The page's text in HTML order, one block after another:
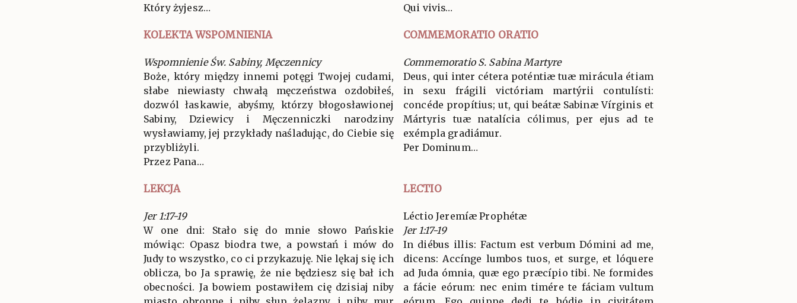
Który żyjesz…
Qui vivis…
KOLEKTA WSPOMNIENIA COMMEMORATIO ORATIO
Wspomnienie Św. Sabiny, Męczennicy
Boże, który między innemi potęgi Twojej cudami,
słabe niewiasty chwałą męczeństwa ozdobiłeś,
dozwól łaskawie, abyśmy, którzy błogosławionej
Sabiny, Dziewicy i Męczenniczki narodziny
wysławiamy, jej przykłady naśladując, do Ciebie się
przybliżyli.
Przez Pana…
Commemoratio S. Sabina Martyre
Deus, qui inter cétera poténtiæ tuæ mirácula étiam
in sexu frágili victóriam martýrii contulísti:
concéde propítius; ut, qui beátæ Sabinæ Vírginis et
Mártyris tuæ natalícia cólimus, per ejus ad te
exémpla gradiámur.
Per Dominum…
LEKCJA LECTIO
Jer 1:17-19
W one dni: Stało się do mnie słowo Pańskie
mówiąc: Opasz biodra twe, a powstań i mów do
Judy to wszystko, co ci przykazuję. Nie lękaj się ich
oblicza, bo Ja sprawię, że nie będziesz się bał ich
obecności. Ja bowiem postawiłem cię dzisiaj niby
Léctio Jeremíæ Prophétæ
Jer 1:17-19
In diébus illis: Factum est verbum Dómini ad me,
dicens: Accínge lumbos tuos, et surge, et lóquere
ad Juda ómnia, quæ ego præcípio tibi. Ne formides
a fácie eórum: nec enim timére te fáciam vultum